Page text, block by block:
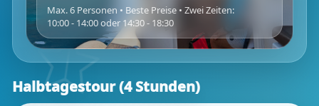
Max. 6 Personen • Beste Preise • Zwei Zeiten:
10:00 - 14:00 oder 14:30 - 18:30
Halbtagestour (4 Stunden)